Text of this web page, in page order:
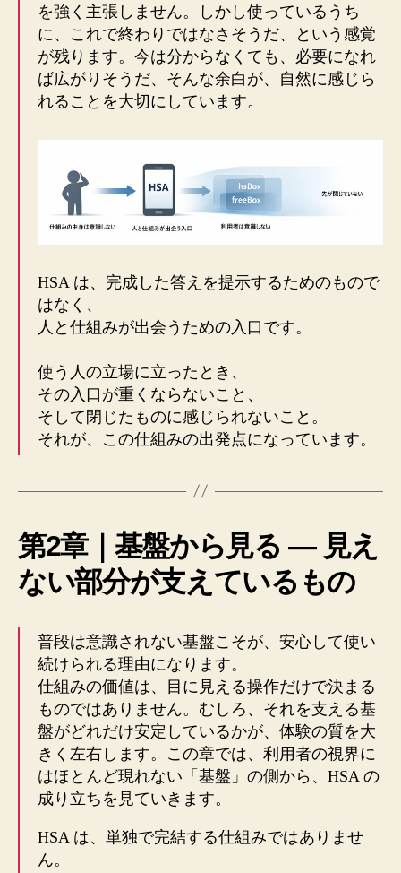
を強く主張しません。しかし使っているうち
に、これで終わりではなさそうだ、という感覚
が残ります。今は分からなくても、必要になれ
ば広がりそうだ、そんな余白が、自然に感じら
れることを大切にしています。
HSA は、完成した答えを提示するためのもので
はなく、
人と仕組みが出会うための入口です。
使う人の立場に立ったとき、
その入口が重くならないこと、
そして閉じたものに感じられないこと。
それが、この仕組みの出発点になっています。
第2章｜基盤から見る ― 見え
ない部分が支えているもの
普段は意識されない基盤こそが、安心して使い
続けられる理由になります。
仕組みの価値は、目に見える操作だけで決まる
ものではありません。むしろ、それを支える基
盤がどれだけ安定しているかが、体験の質を大
きく左右します。この章では、利用者の視界に
はほとんど現れない「基盤」の側から、HSA の
成り立ちを見ていきます。
HSA は、単独で完結する仕組みではありませ
ん。